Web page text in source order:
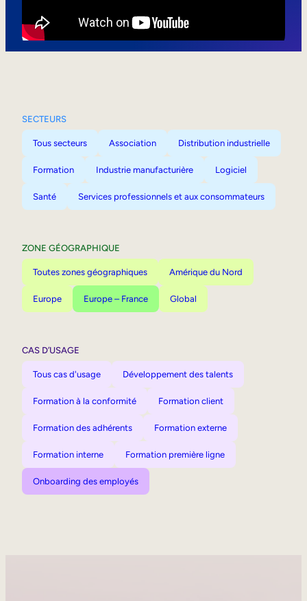
SECTEURS
Tous secteurs Association Distribution industrielle
Formation Industrie manufacturière Logiciel
Santé Services professionnels et aux consommateurs
ZONE GÉOGRAPHIQUE
Toutes zones géographiques Amérique du Nord
Europe Europe – France Global
CAS D’USAGE
Tous cas d'usage Développement des talents
Formation à la conformité Formation client
Formation des adhérents Formation externe
Formation interne Formation première ligne
Onboarding des employés